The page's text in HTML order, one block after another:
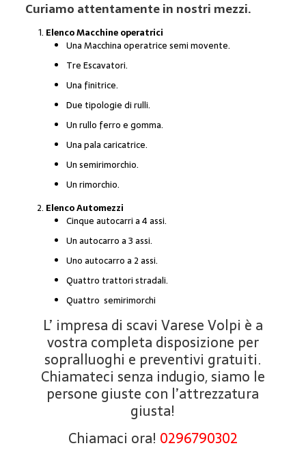
Curiamo attentamente in nostri mezzi.
Elenco Macchine operatrici
Una Macchina operatrice semi movente.
Tre Escavatori.
Una finitrice.
Due tipologie di rulli.
Un rullo ferro e gomma.
Una pala caricatrice.
Un semirimorchio.
Un rimorchio.
Elenco Automezzi
Cinque autocarri a 4 assi.
Un autocarro a 3 assi.
Uno autocarro a 2 assi.
Quattro trattori stradali.
Quattro semirimorchi
L’ impresa di scavi Varese Volpi è a
vostra completa disposizione per
sopralluoghi e preventivi gratuiti.
Chiamateci senza indugio, siamo le
persone giuste con l’attrezzatura
giusta!
Chiamaci ora! 0296790302